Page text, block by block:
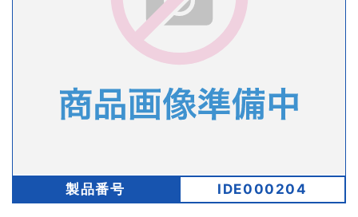
製品番号 IDE000204